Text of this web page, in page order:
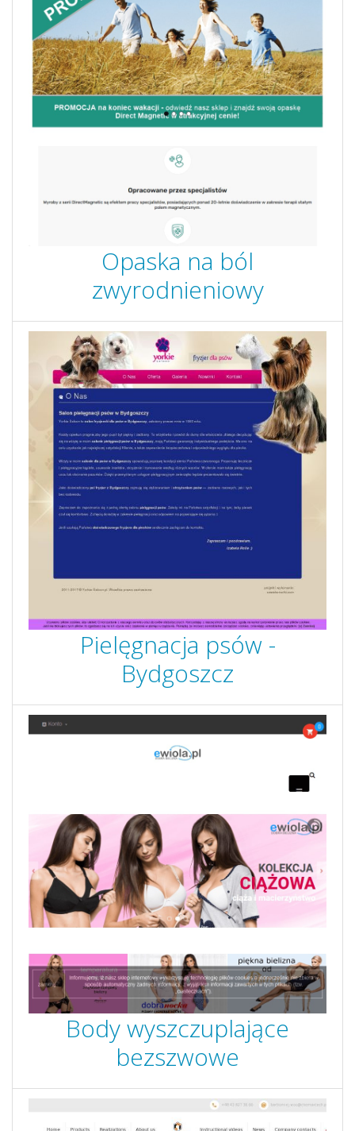
Opaska na ból
zwyrodnieniowy
Pielęgnacja psów -
Bydgoszcz
Body wyszczuplające
bezszwowe